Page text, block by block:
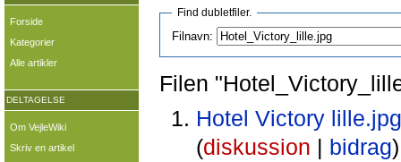
Find dubletfiler.
Filnavn:
Filen
Hotel Victory lille.jpg
(diskussion | bidrag)
Forside
Kategorier
Alle artikler
DELTAGELSE
Om VejleWiki
Skriv en artikel